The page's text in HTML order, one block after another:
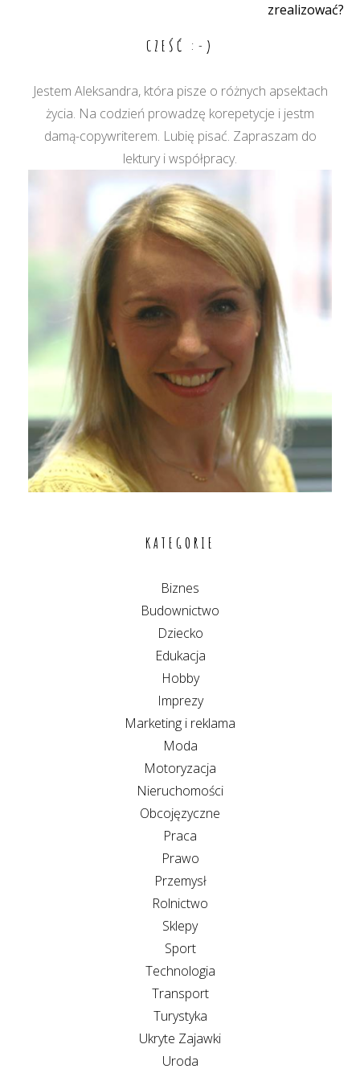
zrealizować?
CZEŚĆ :-)
Jestem Aleksandra, która pisze o różnych apsektach
życia. Na codzień prowadzę korepetycje i jestm
damą-copywriterem. Lubię pisać. Zapraszam do
lektury i współpracy.
KATEGORIE
Biznes
Budownictwo
Dziecko
Edukacja
Hobby
Imprezy
Marketing i reklama
Moda
Motoryzacja
Nieruchomości
Obcojęzyczne
Praca
Prawo
Przemysł
Rolnictwo
Sklepy
Sport
Technologia
Transport
Turystyka
Ukryte Zajawki
Uroda